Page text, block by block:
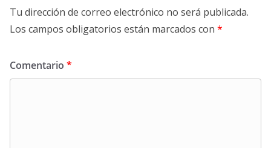
Tu dirección de correo electrónico no será publicada.
Los campos obligatorios están marcados con *
Comentario *